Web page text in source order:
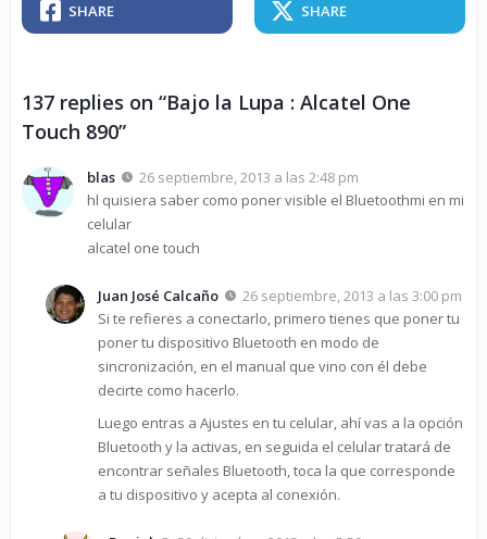
SHARE SHARE
137 replies on “Bajo la Lupa : Alcatel One
Touch 890”
blas
26 septiembre, 2013 a las 2:48 pm
hl quisiera saber como poner visible el Bluetoothmi en mi
celular
alcatel one touch
Juan José Calcaño
26 septiembre, 2013 a las 3:00 pm
Si te refieres a conectarlo, primero tienes que poner tu
poner tu dispositivo Bluetooth en modo de
sincronización, en el manual que vino con él debe
decirte como hacerlo.
Luego entras a Ajustes en tu celular, ahí vas a la opción
Bluetooth y la activas, en seguida el celular tratará de
encontrar señales Bluetooth, toca la que corresponde
a tu dispositivo y acepta al conexión.